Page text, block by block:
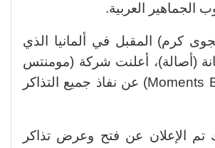
الجماهير العربية.
كرم) المقبل في ألمانيا الذي
(أصالة)، أعلنت شركة (مومنتس
إفنتس، Moments Events) عن نفاذ جميع التذاكر
تم الإعلان عن فتح وعرض تذاكر